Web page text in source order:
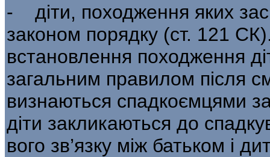
- діти, походження яких
законом порядку (ст. 121
встановлення походження
загальним правилом після
визнаються спадкоємцями
діти закликаються до
вого зв’язку між батьком і